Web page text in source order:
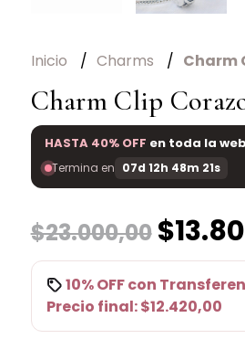
Inicio Charms Charm
Charm Clip
HASTA 40% OFF en toda la web
Termina en 07d 12h 48m 21s
$23.000,00
10% OFFcon
Precio final:$12.420,00